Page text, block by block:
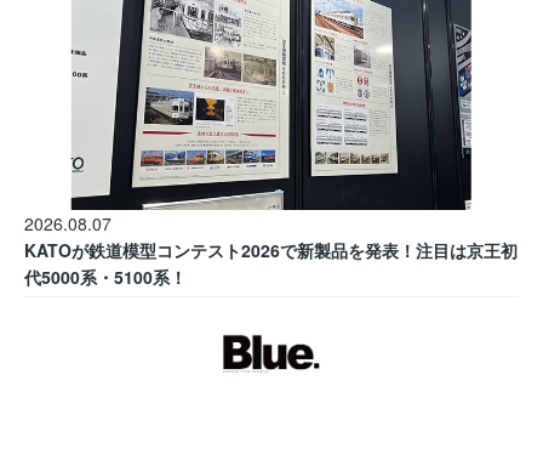
2026.08.07
KATOが鉄道模型コンテスト2026で新製品を発表！注目は京王初
代5000系・5100系！